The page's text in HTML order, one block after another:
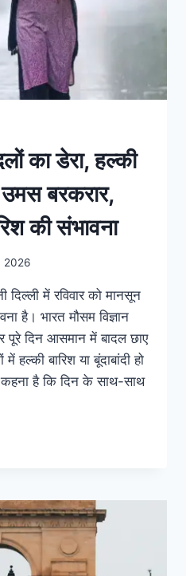
का डेरा, हल्की
बरकरार,
की संभावना
2026
दिल्ली में रविवार को मानसून
है। भारत मौसम विज्ञान
पूरे दिन आसमान में बादल छाए
बारिश या बूंदाबांदी हो
है कि दिन के साथ-साथ